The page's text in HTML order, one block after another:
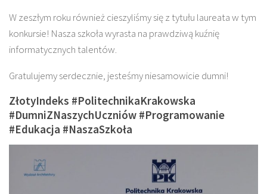
W zeszłym roku również cieszyliśmy się z tytułu laureata w tym
konkursie! Nasza szkoła wyrasta na prawdziwą kuźnię
informatycznych talentów.
Gratulujemy serdecznie, jesteśmy niesamowicie dumni!
ZłotyIndeks #PolitechnikaKrakowska
#DumniZNaszychUczniów #Programowanie
#Edukacja #NaszaSzkoła